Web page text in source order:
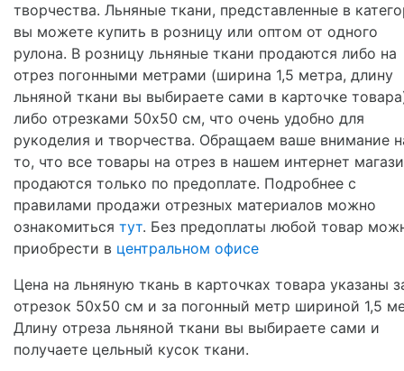
творчества. Льняные ткани, представленные в
вы можете купить в розницу или оптом от одного
рулона. В розницу льняные ткани продаются либо на
отрез погонными метрами (ширина 1,5 метра, длину
льняной ткани вы выбираете сами в карточке
либо отрезками 50х50 см, что очень удобно для
рукоделия и творчества. Обращаем ваше внимание
то, что все товары на отрез в нашем интернет
продаются только по предоплате. Подробнее с
правилами продажи отрезных материалов можно
ознакомиться тут. Без предоплаты любой товар
приобрести в центральном офисе
Цена на льняную ткань в карточках товара указаны
отрезок 50х50 см и за погонный метр шириной 1,5
Длину отреза льняной ткани вы выбираете сами и
получаете цельный кусок ткани.